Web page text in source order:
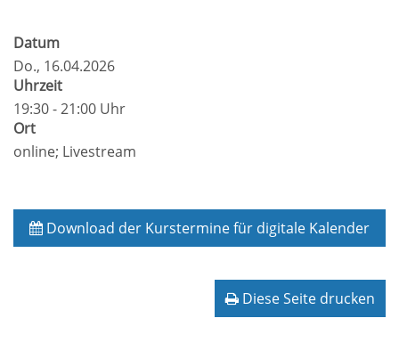
Datum
Do., 16.04.2026
Uhrzeit
19:30 - 21:00 Uhr
Ort
online; Livestream
Download der Kurstermine für digitale Kalender
Diese Seite drucken